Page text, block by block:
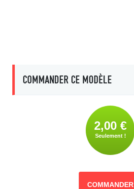
COMMANDER CE MODÈLE
2,00 €
Seulement !
COMMANDER